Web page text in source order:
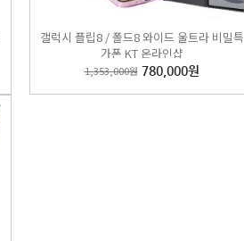
갤럭시 플립8 / 폴드8 와이드 울트라 비밀특
가폰 KT 온라인샵
1,353,000원 780,000원